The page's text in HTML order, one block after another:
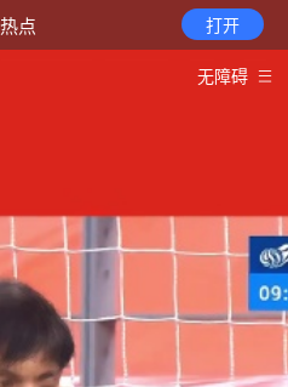
点 打开
无障碍